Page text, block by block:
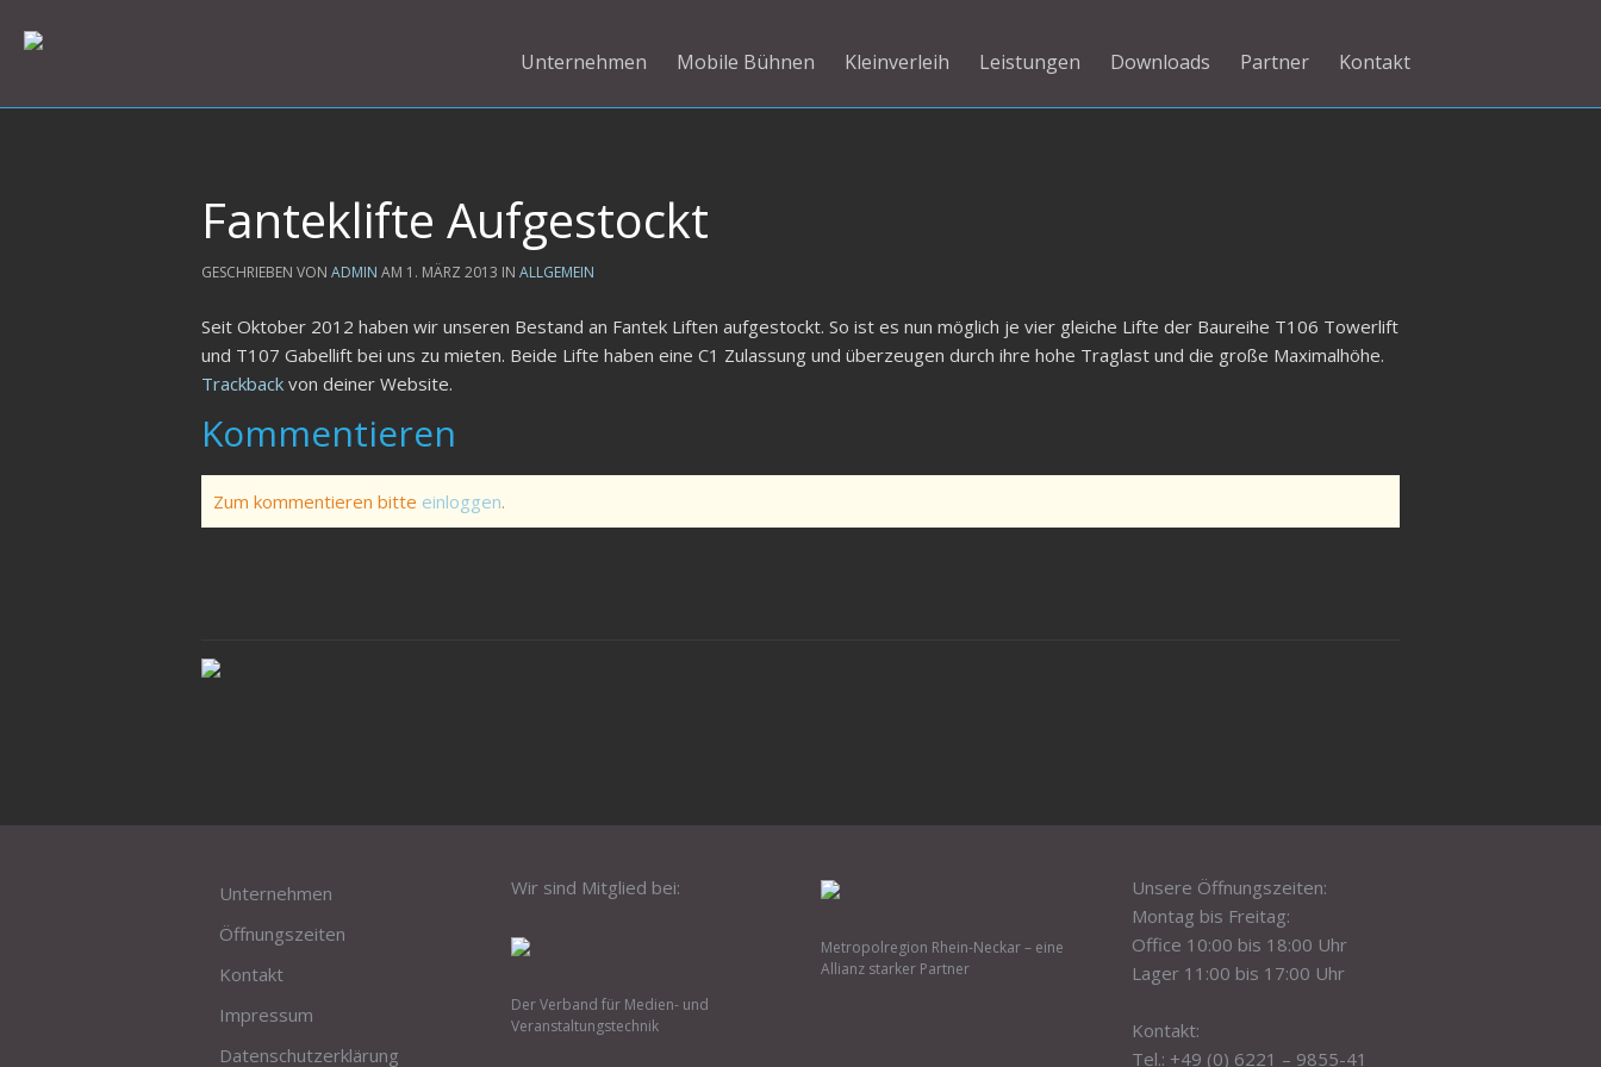
Unternehmen Mobile Bühnen Kleinverleih Leistungen Downloads Partner Kontakt
Fanteklifte Aufgestockt
GESCHRIEBEN VONADMIN AM 1. MÄRZ 2013 INALLGEMEIN
Seit Oktober 2012 haben wir unseren Bestand an Fantek Liften aufgestockt. So ist es nun möglich je vier gleiche Lifte der Baureihe T106 Towerlift
und T107 Gabellift bei uns zu mieten. Beide Lifte haben eine C1 Zulassung und überzeugen durch ihre hohe Traglast und die große Maximalhöhe.
Trackback von deiner Website.
Kommentieren
Zum kommentieren bitte einloggen.
Unternehmen
Öffnungszeiten
Kontakt
Impressum
Datenschutzerklärung
Wir sind Mitglied bei:
Der Verband für Medien- und
Veranstaltungstechnik
Metropolregion Rhein-Neckar – eine
Allianz starker Partner
Unsere Öffnungszeiten:
Montag bis Freitag:
Office 10:00 bis 18:00 Uhr
Lager 11:00 bis 17:00 Uhr
Kontakt:
Tel.: +49 (0) 6221 – 9855-41